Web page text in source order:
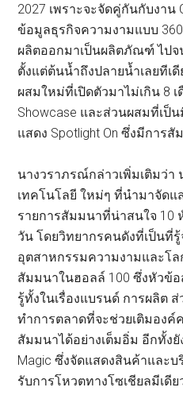
2027 เพราะจะจัดคู่กันกับงาน
ข้อมูลธุรกิจความงามแบบ
ผลิตออกมาเป็นผลิตภัณฑ์ ไปจ
ตั้งแต่ต้นน้ำถึงปลายน้ำเลยทีเ
ผสมใหม่ที่เปิดตัวมาไม่เกิน 8
Showcase และส่วนผสมที่เป็
แสดง Spotlight On ซึ่งมีการสั
นางวราภรณ์กล่าวเพิ่มเติมว่
เทคโนโลยี ใหม่ๆ ที่นำมาจัดแ
รายการสัมมนาที่น่าสนใจ 10
วัน โดยวิทยากรคนดังที่เป็นที่
อุตสาหกรรมความงามและโ
สัมมนาในฮอลล์ 100 ซึ่งหัวข้
รู้ทั้งในเรื่องแบรนด์ การผลิต
ทำการตลาดที่จะช่วยเติมองค์
สัมมนาได้อย่างเต็มอิ่ม อีกทั้ง
Magic ซึ่งจัดแสดงสินค้าและ
รับการโหวตทางโซเชียลมีเดี